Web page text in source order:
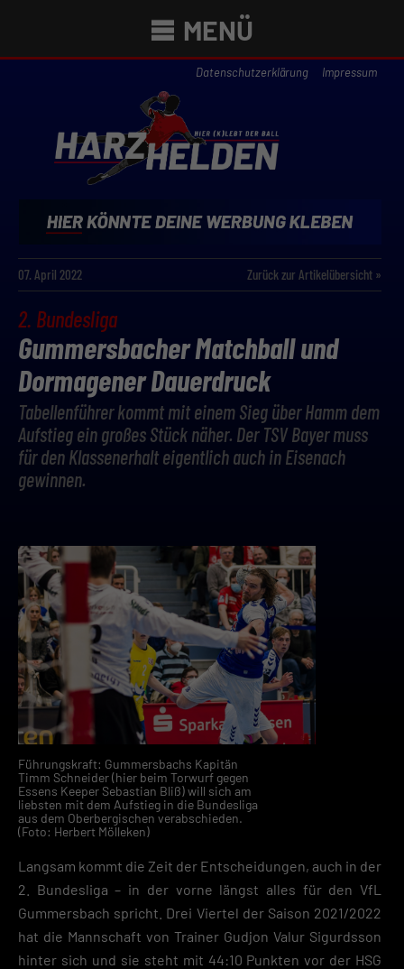
MENÜ
Datenschutzerklärung Impressum
07. April 2022 Zurück zur Artikelübersicht »
2. Bundesliga
Gummersbacher Matchball und
Dormagener Dauerdruck
Tabellenführer kommt mit einem Sieg über Hamm dem
Aufstieg ein großes Stück näher. Der TSV Bayer muss
für den Klassenerhalt eigentlich auch in Eisenach
gewinnen.
Führungskraft: Gummersbachs Kapitän
Timm Schneider (hier beim Torwurf gegen
Essens Keeper Sebastian Bliß) will sich am
liebsten mit dem Aufstieg in die Bundesliga
aus dem Oberbergischen verabschieden.
(Foto: Herbert Mölleken)
Langsam kommt die Zeit der Entscheidungen, auch in der
2. Bundesliga – in der vorne längst alles für den VfL
Gummersbach spricht. Drei Viertel der Saison 2021/2022
hat die Mannschaft von Trainer Gudjon Valur Sigurdsson
hinter sich und sie steht mit 44:10 Punkten vor der HSG